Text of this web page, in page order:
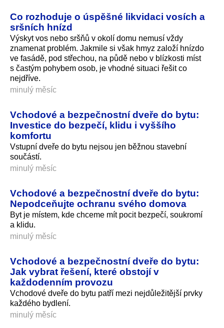
Co rozhoduje o úspěšné likvidaci vosích a
sršních hnízd
Výskyt vos nebo sršňů v okolí domu nemusí vždy
znamenat problém. Jakmile si však hmyz založí hnízdo
ve fasádě, pod střechou, na půdě nebo v blízkosti míst
s častým pohybem osob, je vhodné situaci řešit co
nejdříve.
minulý měsíc
Vchodové a bezpečnostní dveře do bytu:
Investice do bezpečí, klidu i vyššího
komfortu
Vstupní dveře do bytu nejsou jen běžnou stavební
součástí.
minulý měsíc
Vchodové a bezpečnostní dveře do bytu:
Nepodceňujte ochranu svého domova
Byt je místem, kde chceme mít pocit bezpečí, soukromí
a klidu.
minulý měsíc
Vchodové a bezpečnostní dveře do bytu:
Jak vybrat řešení, které obstojí v
každodenním provozu
Vchodové dveře do bytu patří mezi nejdůležitější prvky
každého bydlení.
minulý měsíc